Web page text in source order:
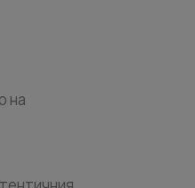
на